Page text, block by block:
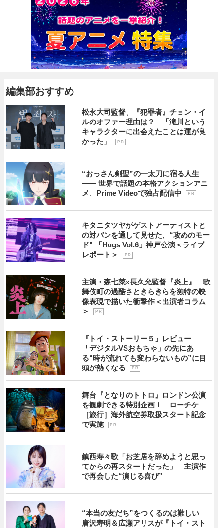
編集部おすすめ
松永大司監督、『犯罪者』チョン・イ
ルのオファー理由は？ 「滝川という
キャラクターに出会えたことは運が良
かった」
P R
“おっさん剣聖”の一太刀に宿る人生
―― 世界で話題の本格アクションアニ
メ、Prime Videoで独占配信中
P R
キタニタツヤがゲストアーティストと
の対バンを通して見せた、“攻めのモー
ド” 「Hugs Vol.6」神戸公演＜ライブ
レポート＞
P R
主演・森七菜×長久允監督『炎上』 歌
舞伎町の過酷さときらきらを独特の映
像表現で描いた衝撃作＜出演者コラム
＞
P R
『トイ・ストーリー５』レビュー
「デジタルVSおもちゃ」の先にあ
る“時が流れても変わらないもの”に目
頭が熱くなる
P R
舞台『となりのトトロ』ロンドン公演
を観劇できる特別企画！ ローチケ
［旅行］海外航空券取扱スタート記念
で実施
P R
鎮西寿々歌「お芝居を辞めようと思っ
てからの再スタートだった」 主演作
で再会した“演じる喜び”
“本当の友だち”をつくるのは難しい
唐沢寿明＆広瀬アリスが『トイ・スト